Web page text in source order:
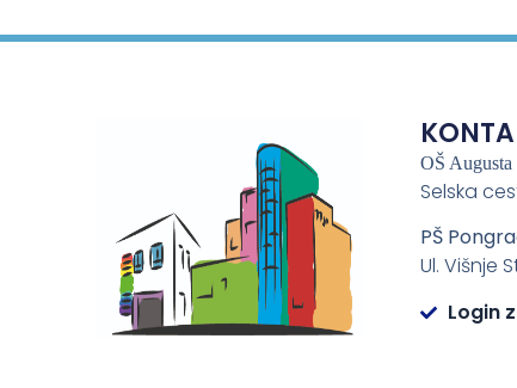
OŠ Augusta
Selska
PŠ
Ul. Višnje
Login